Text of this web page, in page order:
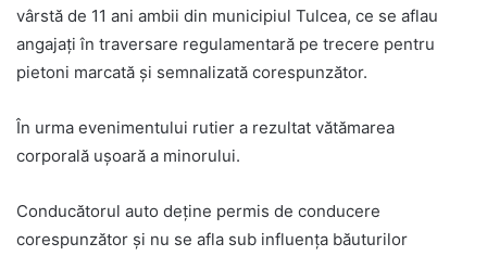
vârstă de 11 ani ambii din municipiul Tulcea, ce se aflau
angajați în traversare regulamentară pe trecere pentru
pietoni marcată și semnalizată corespunzător.
În urma evenimentului rutier a rezultat vătămarea
corporală ușoară a minorului.
Conducătorul auto deține permis de conducere
corespunzător și nu se afla sub influența băuturilor